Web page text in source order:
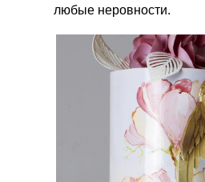
любые неровности.